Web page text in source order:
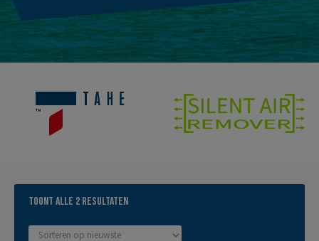
Toont alle 2 resultatenGesorteerd